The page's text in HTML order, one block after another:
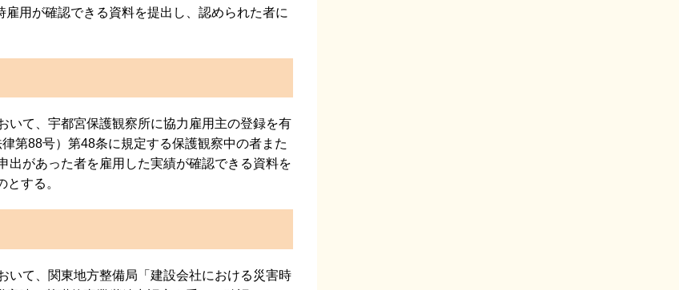
用が確認できる資料を提出し、認められた者に
て、宇都宮保護観察所に協力雇用主の登録を有
第88号）第48条に規定する保護観察中の者また
出があった者を雇用した実績が確認できる資料を
する。
て、関東地方整備局「建設会社における災害時